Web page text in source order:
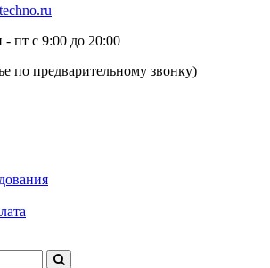
пт с 9:00 до 20:00
по предварительному звонку)